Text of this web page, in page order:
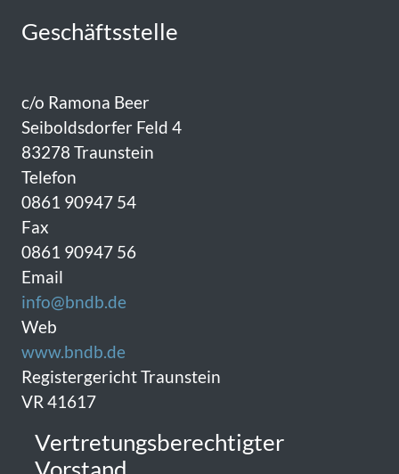
Geschäftsstelle
c/o Ramona Beer
Seiboldsdorfer Feld 4
83278 Traunstein
Telefon
0861 90947 54
Fax
0861 90947 56
Email
info@bndb.de
Web
www.bndb.de
Registergericht Traunstein
VR 41617
Vertretungsberechtigter
Vorstand